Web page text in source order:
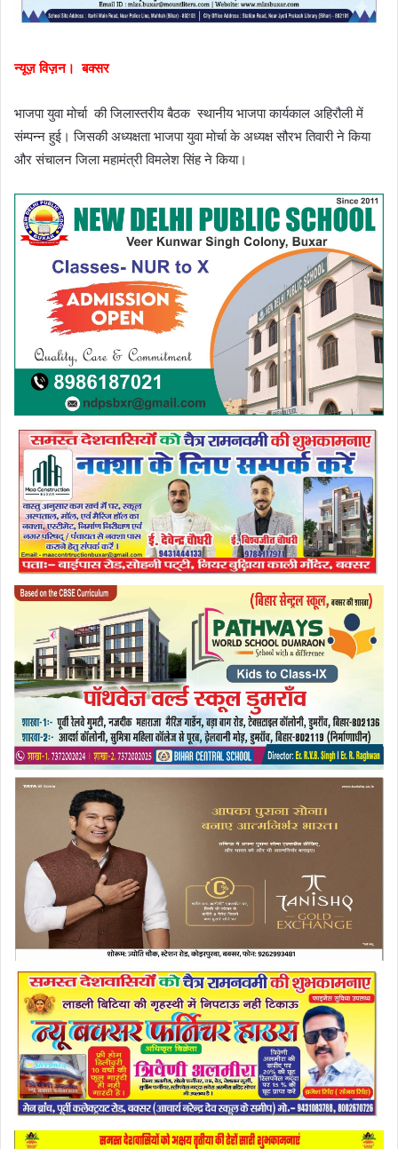
न्यूज़ विज़न। बक्सर
भाजपा युवा मोर्चा की जिलास्तरीय बैठक स्थानीय भाजपा कार्यकाल अहिरौली में
संम्पन्न हुई। जिसकी अध्यक्षता भाजपा युवा मोर्चा के अध्यक्ष सौरभ तिवारी ने किया
और संचालन जिला महामंत्री विमलेश सिंह ने किया।